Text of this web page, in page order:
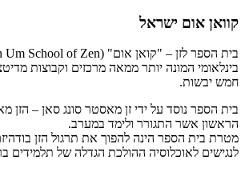
קוואן אום ישראל
בינלאומי המונה יותר ממאה מרכזים וקבוצות
חמש יבשות.
בית הספר נוסד על ידי זן מאסטר סונג סאן – הזן
הראשון אשר התגורר ולימד במערב.
מטרת בית הספר הינה להפוך את תרגול הזן
לנגישים לאוכלוסיה ההולכת הגדלה של תלמידים